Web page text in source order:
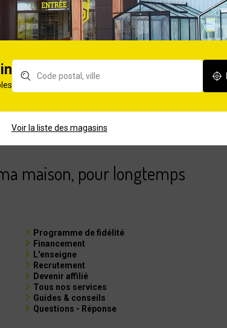
Un service après-vente
maison, pour longtemps
Programme de fidélité
Financement
L'enseigne
Recrutement
Devenir affilié
Tous nos services
Guides & conseils
Questions - Réponse
Voir la liste des magasins